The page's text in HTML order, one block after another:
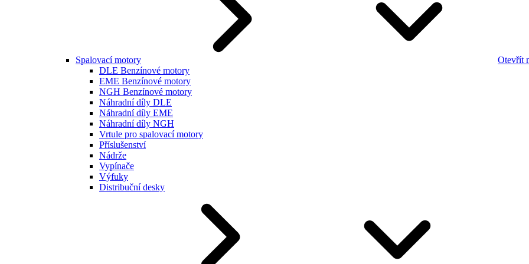
Spalovací motory
Otevřít
DLE Benzínové motory
EME Benzínové motory
NGH Benzínové motory
Náhradní díly DLE
Náhradní díly EME
Náhradní díly NGH
Vrtule pro spalovací motory
Příslušenství
Nádrže
Vypínače
Výfuky
Distribuční desky